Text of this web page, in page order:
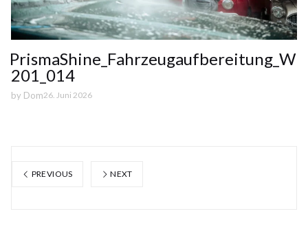
PrismaShine_Fahrzeugaufbereitung_W
201_014
by Dom26. Juni 2026
PREVIOUS NEXT